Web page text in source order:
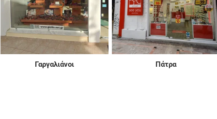
Γαργαλιάνοι Πάτρα